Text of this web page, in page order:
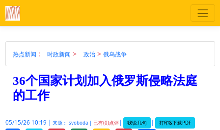
热点新闻 : 时政新闻 > 政治 > 俄乌战争
36个国家计划加入俄罗斯侵略法庭
的工作
05/15/26 10:19 | 来源： svoboda | 已有(0)点评| 我说几句 | 打印&下载PDF